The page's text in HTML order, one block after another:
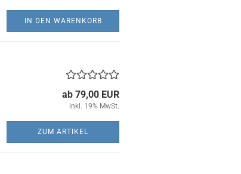
IN DEN WARENKORB
ab 79,00 EUR
inkl. 19% MwSt.
ZUM ARTIKEL